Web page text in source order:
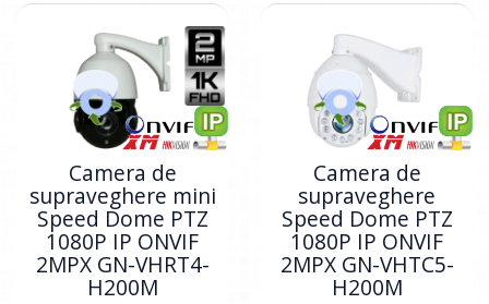
Camera de
supraveghere mini
Speed Dome PTZ
1080P IP ONVIF
2MPX GN-VHRT4-
H200M
Camera de
supraveghere
Speed Dome PTZ
1080P IP ONVIF
2MPX GN-VHTC5-
H200M